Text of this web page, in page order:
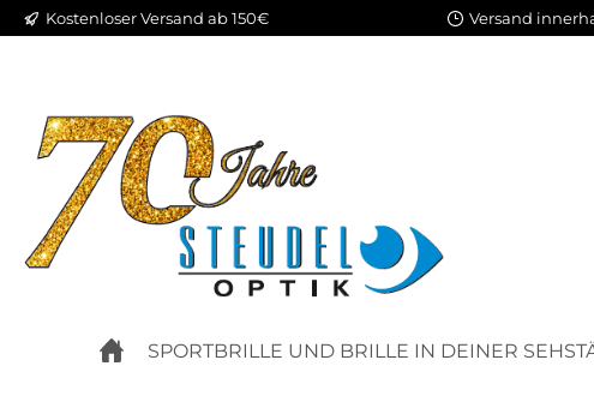
Hauptinhalt springen
Zur Suche springen
Zur Hauptnavigation springen
Kostenloser Versand ab 150€ Versand
SPORTBRILLE UND BRILLE IN DEINER